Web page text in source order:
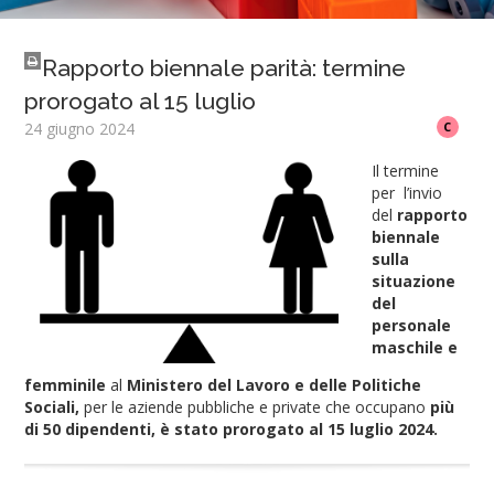
Rapporto biennale parità: termine
prorogato al 15 luglio
24 giugno 2024 C
Il termine
per l’invio
del rapporto
biennale
sulla
situazione
del
personale
maschile e
femminileal Ministero del Lavoro e delle Politiche
Sociali, per le aziende pubbliche e private che occupano più
di 50 dipendenti, è stato prorogato al 15 luglio 2024.